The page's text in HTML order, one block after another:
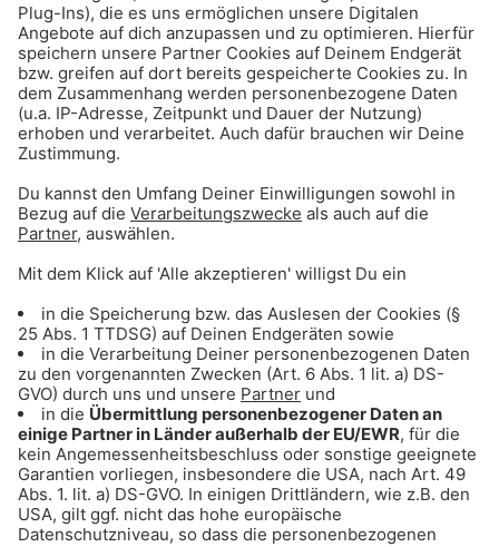
Gong 96.3 – Gratis Autos für München!
Das Wünsch dir was „Auto-Spezial“
Einen Riesenteddy für Larissa
Schaut euch hier das Video an: